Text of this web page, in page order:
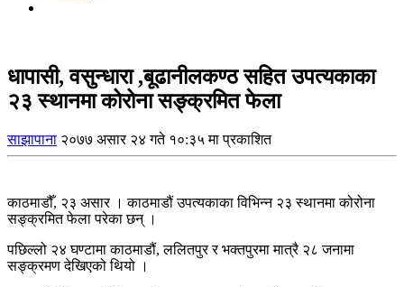
धापासी, वसुन्धारा ,बूढानीलकण्ठ सहित उपत्यकाका
२३ स्थानमा कोरोना सङ्क्रमित फेला
साझापाना २०७७ असार २४ गते १०:३५ मा प्रकाशित
काठमाडौँ, २३ असार । काठमाडौं उपत्यकाका विभिन्न २३ स्थानमा कोरोना
सङ्क्रमित फेला परेका छन् ।
पछिल्लो २४ घण्टामा काठमाडौं, ललितपुर र भक्तपुरमा मात्रै २८ जनामा
सङ्क्रमण देखिएको थियो ।